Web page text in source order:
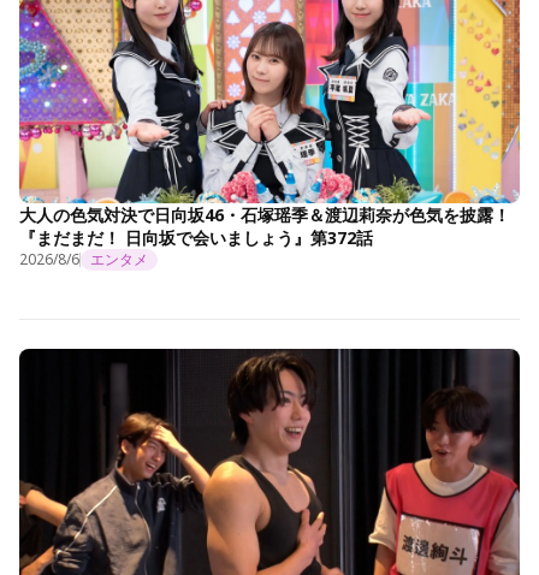
大人の色気対決で日向坂46・石塚瑶季＆渡辺莉奈が色気を披露！
『まだまだ！ 日向坂で会いましょう』第372話
2026/8/6 エンタメ